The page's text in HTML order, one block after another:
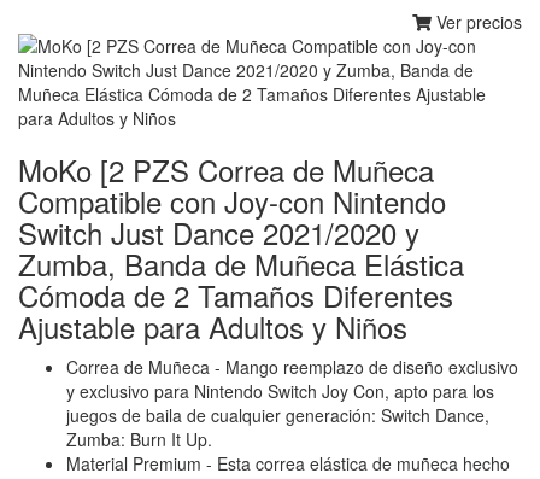
Ver precios
MoKo [2 PZS Correa de Muñeca
Compatible con Joy-con Nintendo
Switch Just Dance 2021/2020 y
Zumba, Banda de Muñeca Elástica
Cómoda de 2 Tamaños Diferentes
Ajustable para Adultos y Niños
Correa de Muñeca - Mango reemplazo de diseño exclusivo
y exclusivo para Nintendo Switch Joy Con, apto para los
juegos de baila de cualquier generación: Switch Dance,
Zumba: Burn It Up.
Material Premium - Esta correa elástica de muñeca hecho